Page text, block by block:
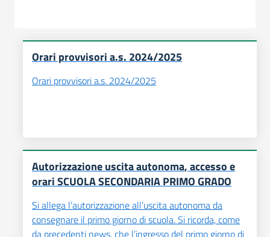
Orari provvisori a.s. 2024/2025
Orari provvisori a.s. 2024/2025
Autorizzazione uscita autonoma, accesso e
orari SCUOLA SECONDARIA PRIMO GRADO
Si allega l’autorizzazione all’uscita autonoma da
consegnare il primo giorno di scuola. Si ricorda, come
da precedenti news, che l’ingresso del primo giorno di